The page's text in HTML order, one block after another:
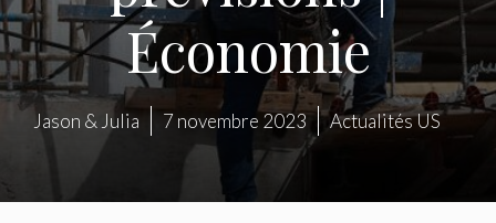
Économie
Jason & Julia 7 novembre 2023 Actualités US